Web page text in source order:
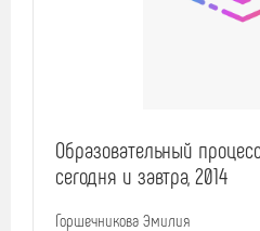
Образовательный
сегодня и завтра, 2014
Горшечникова Эмилия